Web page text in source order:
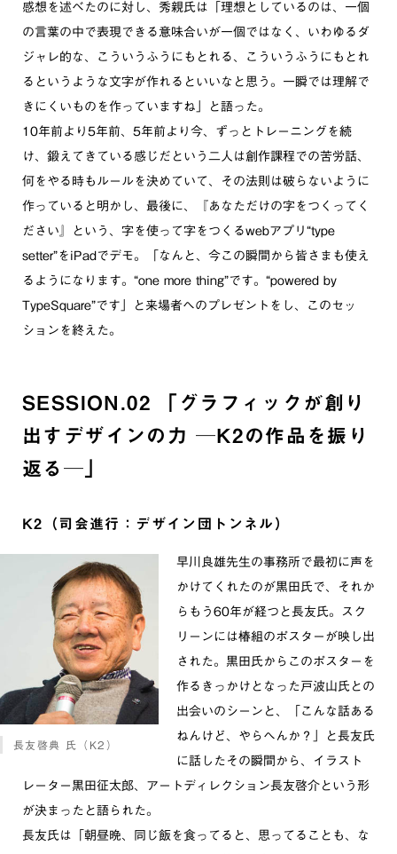
感想を述べたのに対し、秀親氏は「理想としているのは、一個
の言葉の中で表現できる意味合いが一個ではなく、いわゆるダ
ジャレ的な、こういうふうにもとれる、こういうふうにもとれ
るというような文字が作れるといいなと思う。一瞬では理解で
きにくいものを作っていますね」と語った。
10年前より5年前、5年前より今、ずっとトレーニングを続
け、鍛えてきている感じだという二人は創作課程での苦労話、
何をやる時もルールを決めていて、その法則は破らないように
作っていると明かし、最後に、『あなただけの字をつくってく
ださい』という、字を使って字をつくるwebアプリ“type
setter”をiPadでデモ。「なんと、今この瞬間から皆さまも使え
るようになります。“one more thing”です。“powered by
TypeSquare”です」と来場者へのプレゼントをし、このセッ
ションを終えた。
SESSION.02 「グラフィックが創り
出すデザインの力 ─K2の作品を振り
返る─」
K2（司会進行：デザイン団トンネル）
長友啓典 氏（K2）
早川良雄先生の事務所で最初に声を
かけてくれたのが黒田氏で、それか
らもう60年が経つと長友氏。スク
リーンには椿組のポスターが映し出
された。黒田氏からこのポスターを
作るきっかけとなった戸波山氏との
出会いのシーンと、「こんな話ある
ねんけど、やらへんか？」と長友氏
に話したその瞬間から、イラスト
レーター黒田征太郎、アートディレクション長友啓介という形
が決まったと語られた。
長友氏は「朝昼晩、同じ飯を食ってると、思ってることも、な